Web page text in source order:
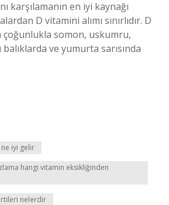
karşılamanın en iyi kaynağı
D vitamini alımı sınırlıdır. D
çoğunlukla somon, uskumru,
ve yumurta sarısında
ne iyi gelir
hangi vitamin eksikliğinden
nelerdir